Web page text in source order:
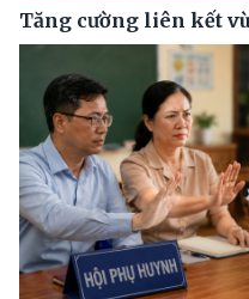
Tăng cường liên kết